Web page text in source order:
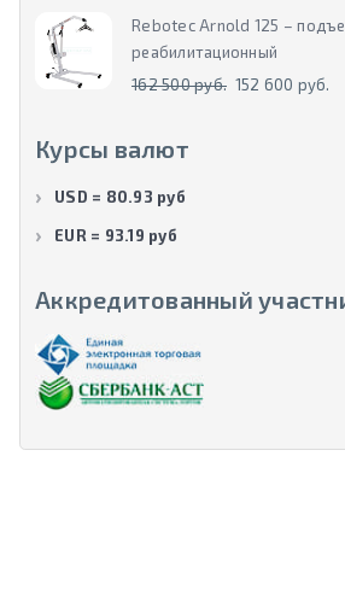
Rebotec Arnold 125 –
реабилитационный
162 500 руб. 152 600 руб.
Курсы валют
USD = 80.93 руб
EUR = 93.19 руб
Аккредитованный